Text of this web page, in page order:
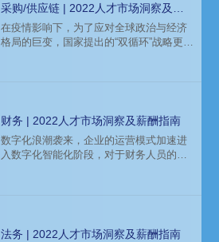
采购/供应链 | 2022人才市场洞察及薪
酬指南
在疫情影响下，为了应对全球政治与经济
格局的巨变，国家提出的“双循环”战略更是
财务 | 2022人才市场洞察及薪酬指南
数字化浪潮袭来，企业的运营模式加速进
入数字化智能化阶段，对于财务人员的数
法务 | 2022人才市场洞察及薪酬指南